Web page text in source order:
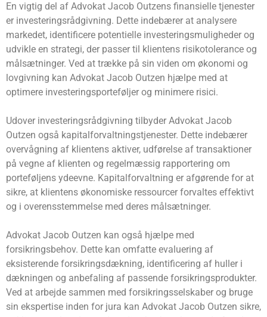
En vigtig del af Advokat Jacob Outzens finansielle tjenester
er investeringsrådgivning. Dette indebærer at analysere
markedet, identificere potentielle investeringsmuligheder og
udvikle en strategi, der passer til klientens risikotolerance og
målsætninger. Ved at trække på sin viden om økonomi og
lovgivning kan Advokat Jacob Outzen hjælpe med at
optimere investeringsporteføljer og minimere risici.
Udover investeringsrådgivning tilbyder Advokat Jacob
Outzen også kapitalforvaltningstjenester. Dette indebærer
overvågning af klientens aktiver, udførelse af transaktioner
på vegne af klienten og regelmæssig rapportering om
porteføljens ydeevne. Kapitalforvaltning er afgørende for at
sikre, at klientens økonomiske ressourcer forvaltes effektivt
og i overensstemmelse med deres målsætninger.
Advokat Jacob Outzen kan også hjælpe med
forsikringsbehov. Dette kan omfatte evaluering af
eksisterende forsikringsdækning, identificering af huller i
dækningen og anbefaling af passende forsikringsprodukter.
Ved at arbejde sammen med forsikringsselskaber og bruge
sin ekspertise inden for jura kan Advokat Jacob Outzen sikre,